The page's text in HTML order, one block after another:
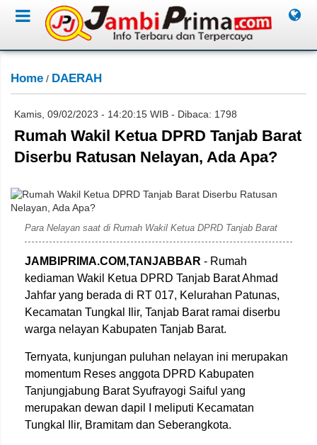
Home / DAERAH
Kamis, 09/02/2023 - 14:20:15 WIB - Dibaca: 1798
Rumah Wakil Ketua DPRD Tanjab Barat
Diserbu Ratusan Nelayan, Ada Apa?
Para Nelayan saat di Rumah Wakil Ketua DPRD Tanjab Barat
JAMBIPRIMA.COM,TANJABBAR - Rumah
kediaman Wakil Ketua DPRD Tanjab Barat Ahmad
Jahfar yang berada di RT 017, Kelurahan Patunas,
Kecamatan Tungkal Ilir, Tanjab Barat ramai diserbu
warga nelayan Kabupaten Tanjab Barat.
Ternyata, kunjungan puluhan nelayan ini merupakan
momentum Reses anggota DPRD Kabupaten
Tanjungjabung Barat Syufrayogi Saiful yang
merupakan dewan dapil I meliputi Kecamatan
Tungkal Ilir, Bramitam dan Seberangkota.